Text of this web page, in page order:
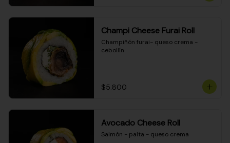
Champi Cheese Furai Roll
Champiñón furai- queso crema -
cebollín
$5.800
Avocado Cheese Roll
Salmón - palta - queso crema